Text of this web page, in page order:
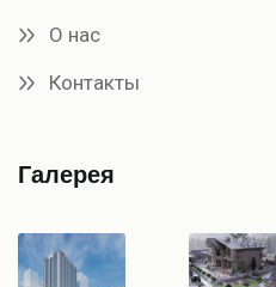
О нас
Контакты
Галерея